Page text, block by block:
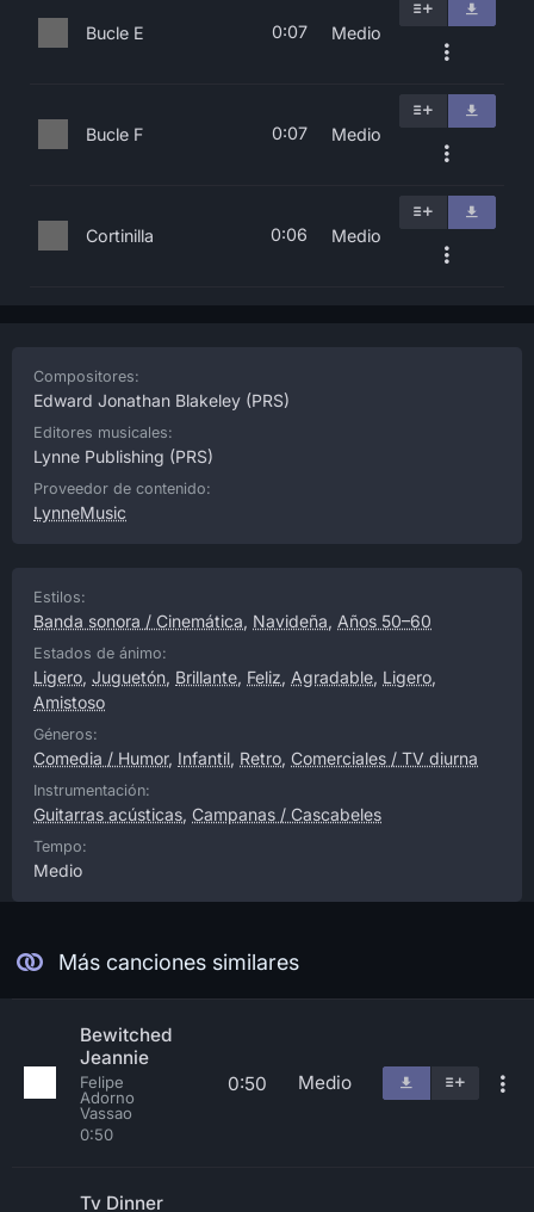
Bucle E 0:07 Medio
Bucle F 0:07 Medio
Cortinilla 0:06 Medio
Compositores:
Edward Jonathan Blakeley (PRS)
Editores musicales:
Lynne Publishing (PRS)
Proveedor de contenido:
LynneMusic
Estilos:
Banda sonora / Cinemática, Navideña, Años 50–60
Estados de ánimo:
Ligero, Juguetón, Brillante, Feliz, Agradable, Ligero,
Amistoso
Géneros:
Comedia / Humor, Infantil, Retro, Comerciales / TV diurna
Instrumentación:
Guitarras acústicas, Campanas / Cascabeles
Tempo:
Medio
Más canciones similares
Bewitched
Jeannie
Felipe
Adorno
Vassao
0:50
0:50 Medio
Tv Dinner